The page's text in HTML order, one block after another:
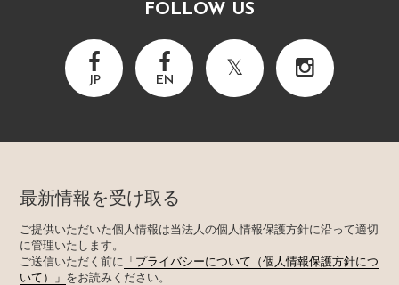
FOLLOW US
JP EN
最新情報を受け取る
ご提供いただいた個人情報は当法人の個人情報保護方針に沿って適切
に管理いたします。
ご送信いただく前に
「プライバシーについて（個人情報保護方針につ
いて）」 をお読みください。